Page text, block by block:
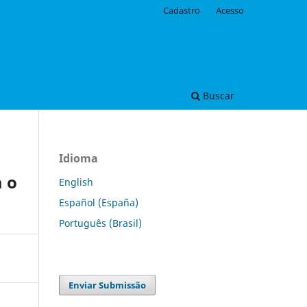
Buscar
Cadastro Acesso
o
Idioma
English
Español (España)
Português (Brasil)
Enviar Submissão